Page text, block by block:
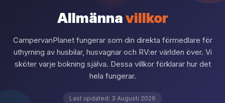
Allmännavillkor
CampervanPlanet fungerar som din direkta förmedlare för
uthyrning av husbilar, husvagnar och RV:er världen över. Vi
sköter varje bokning själva. Dessa villkor förklarar hur det
hela fungerar.
Last updated: 3 Augusti 2026